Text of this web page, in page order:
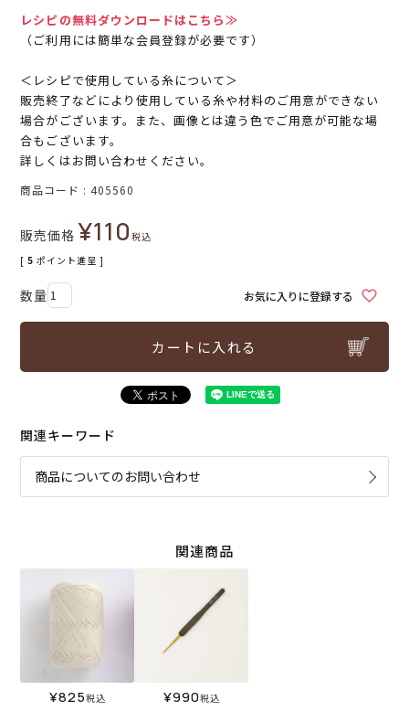
レシピの無料ダウンロードはこちら≫
（ご利用には簡単な会員登録が必要です）
＜レシピで使用している糸について＞
販売終了などにより使用している糸や材料のご用意ができない
場合がございます。また、画像とは違う色でご用意が可能な場
合もございます。
詳しくはお問い合わせください。
商品コード 405560
販売価格 ¥110税込
[ 5 ポイント進呈 ]
お気に入りに登録する
カートに入れる
関連キーワード
商品についてのお問い合わせ
関連商品
¥825税込 ¥990税込